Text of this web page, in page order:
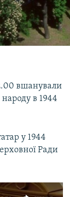
вшанували
в 1944
у 1944
Ради